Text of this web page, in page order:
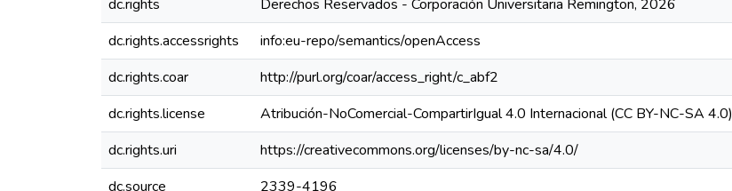
dc.rights
Derechos Reservados - Corporación Universitaria Remington, 2026
dc.rights.accessrights
info:eu-repo/semantics/openAccess
dc.rights.coar
http://purl.org/coar/access_right/c_abf2
dc.rights.license
Atribución-NoComercial-CompartirIgual 4.0 Internacional (CC BY-NC-SA 4.0)
dc.rights.uri
https://creativecommons.org/licenses/by-nc-sa/4.0/
dc.source
2339-4196